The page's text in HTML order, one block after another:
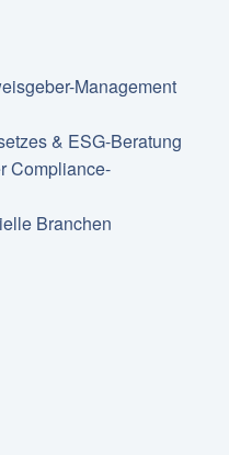
Management
& ESG-Beratung
Compliance-
Branchen